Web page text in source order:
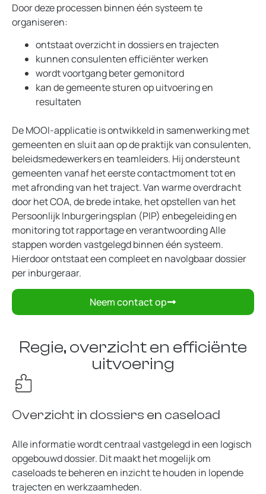
Door deze processen binnen één systeem te
organiseren:
ontstaat overzicht in dossiers en trajecten
kunnen consulenten efficiënter werken
wordt voortgang beter gemonitord
kan de gemeente sturen op uitvoering en
resultaten
De MOOI-applicatie is ontwikkeld in samenwerking met
gemeenten en sluit aan op de praktijk van consulenten,
beleidsmedewerkers en teamleiders. Hij ondersteunt
gemeenten vanaf het eerste contactmoment tot en
met afronding van het traject. Van warme overdracht
door het COA, de brede intake, het opstellen van het
Persoonlijk Inburgeringsplan (PIP) enbegeleiding en
monitoring tot rapportage en verantwoording Alle
stappen worden vastgelegd binnen één systeem.
Hierdoor ontstaat een compleet en navolgbaar dossier
per inburgeraar.
Neem contact op
Regie, overzicht en efficiënte
uitvoering
Overzicht in dossiers en caseload
Alle informatie wordt centraal vastgelegd in een logisch
opgebouwd dossier. Dit maakt het mogelijk om
caseloads te beheren en inzicht te houden in lopende
trajecten en werkzaamheden.